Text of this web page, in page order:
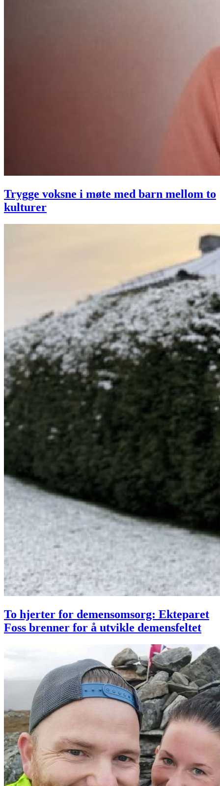
Trygge voksne i møte med barn mellom to
kulturer
To hjerter for demensomsorg: Ekteparet
Foss brenner for å utvikle demensfeltet